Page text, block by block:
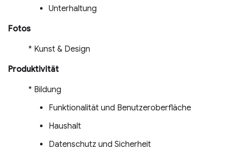
Unterhaltung
Fotos
* Kunst & Design
Produktivität
* Bildung
Funktionalität und Benutzeroberfläche
Haushalt
Datenschutz und Sicherheit